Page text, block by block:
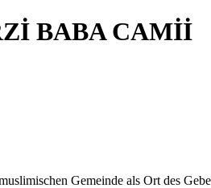
BABA CAMİİ
Gemeinde als Ort des